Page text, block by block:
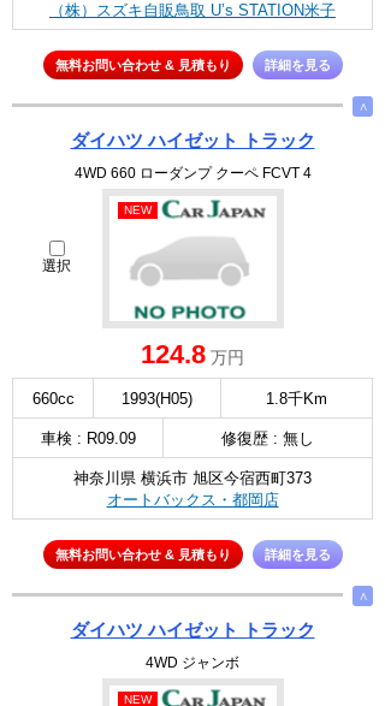
（株）スズキ自販鳥取 U’s STATION米子
無料お問い合わせ & 見積もり 詳細を見る
∧
ダイハツ ハイゼット トラック
4WD 660 ローダンプ クーペ FCVT 4
選択
NEW
124.8 万円
660cc 1993(H05) 1.8千Km
車検 : R09.09 修復歴 : 無し
神奈川県 横浜市 旭区今宿西町373
オートバックス・都岡店
無料お問い合わせ & 見積もり 詳細を見る
∧
ダイハツ ハイゼット トラック
4WD ジャンボ
NEW